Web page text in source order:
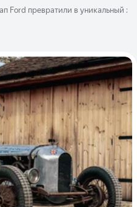
Ford превратили в уникальный